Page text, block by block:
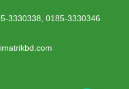
3330338, 0185-3330346